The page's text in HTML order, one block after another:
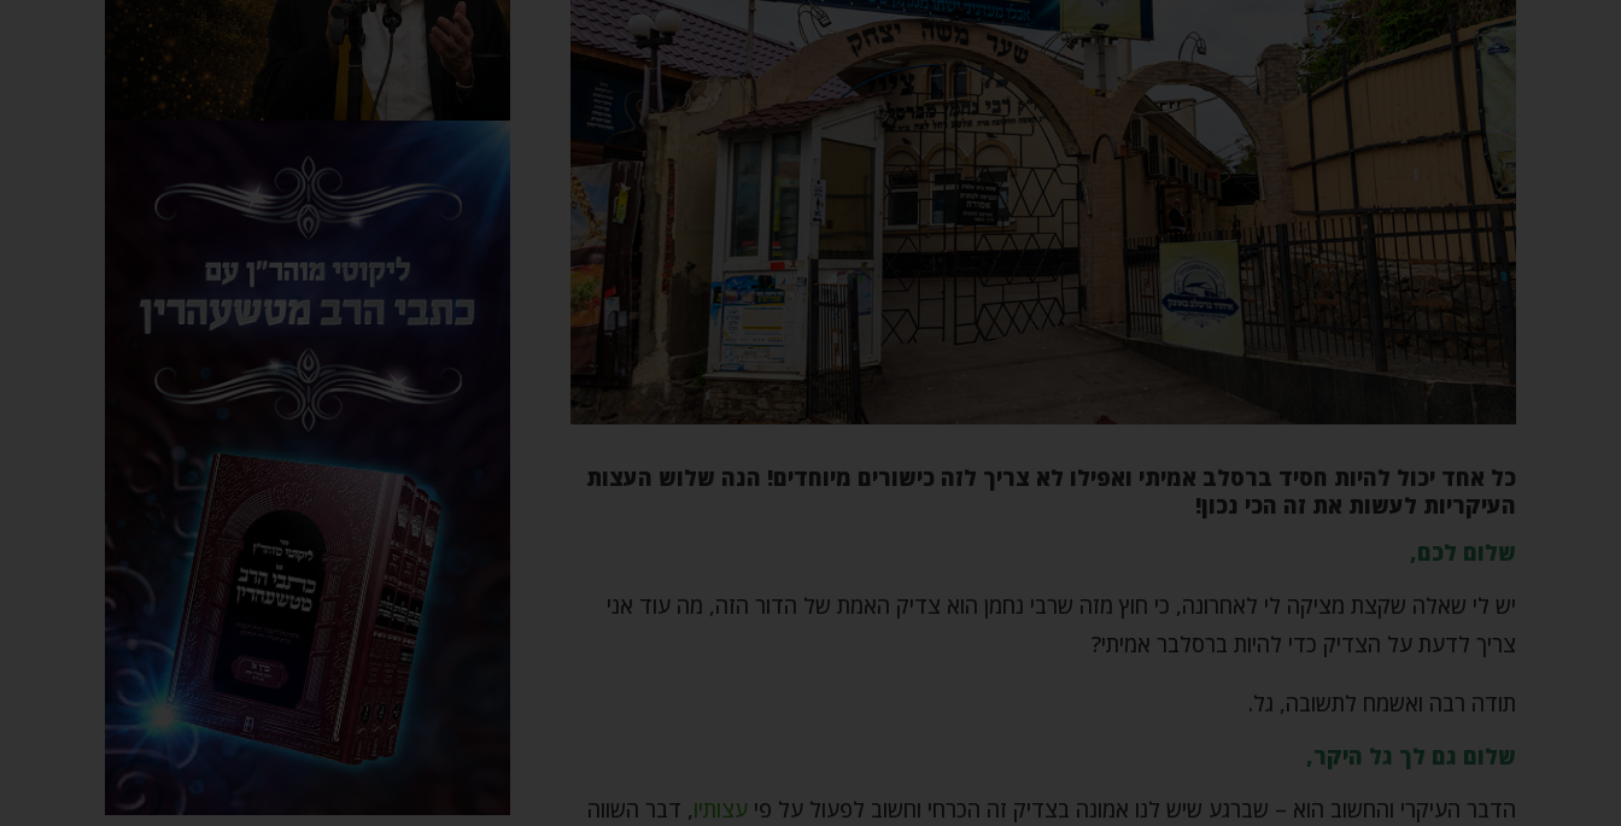
כל אחד יכול להיות חסיד ברסלב אמיתי ואפילו לא צריך לזה כישורים מיוחדים! הנה שלוש העצות
העיקריות לעשות את זה הכי נכון!
שלום לכם,
יש לי שאלה שקצת מציקה לי לאחרונה, כי חוץ מזה שרבי נחמן הוא צדיק האמת של הדור הזה, מה עוד אני
צריך לדעת על הצדיק כדי להיות ברסלבר אמיתי?
תודה רבה ואשמח לתשובה, גל.
שלום גם לך גל היקר,
הדבר העיקרי והחשוב הוא – שברגע שיש לנו אמונה בצדיק זה הכרחי וחשוב לפעול על פי עצותיו, דבר השווה